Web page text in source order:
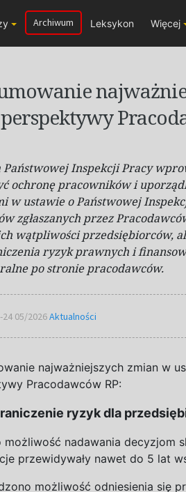
Archiwum Leksykon Więcej
perspektywy
Państwowej Inspekcji Pracy
ochronę pracowników i
w ustawie oPaństwowej
zgłaszanych przez
wątpliwości przedsiębiorców,
ryzyk prawnych i
po stronie pracodawców.
05/2026Aktualności
najważniejszych zmian w
Pracodawców RP:
ryzyk dla
możliwość nadawania decyzjom
przewidywały nawet do 5 lat
możliwość odniesienia się